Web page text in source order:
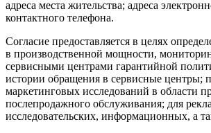
адреса места жительства; адреса
контактного телефона.
Согласие предоставляется в целях
в производственной мощности,
сервисными центрами гарантийной
истории обращения в сервисные центры;
маркетинговых исследований в области
послепродажного обслуживания; для
исследовательских, информационных, а